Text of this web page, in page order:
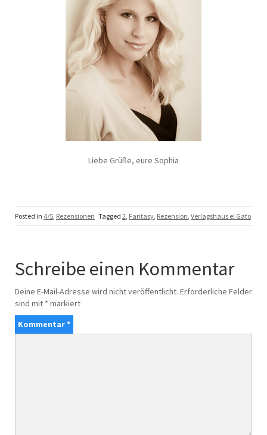
Liebe Grüße, eure Sophia
Posted in 4/5, Rezensionen Tagged 2, Fantasy, Rezension, Verlagshaus el Gato
Schreibe einen Kommentar
Deine E-Mail-Adresse wird nicht veröffentlicht. Erforderliche Felder
sind mit * markiert
Kommentar*